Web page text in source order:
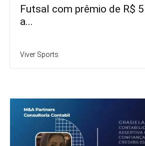
Futsal com prêmio de R$
a...
Viver Sports